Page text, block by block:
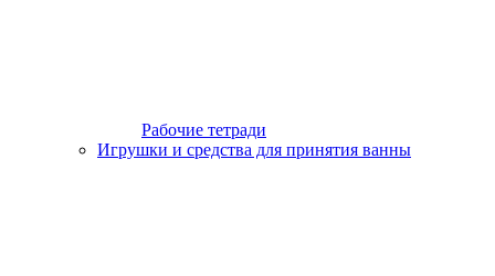
Рабочие тетради
Игрушки и средства для принятия ванны